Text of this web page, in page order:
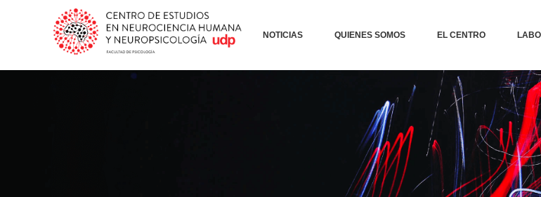
NOTICIAS QUIENES SOMOS EL CENTRO